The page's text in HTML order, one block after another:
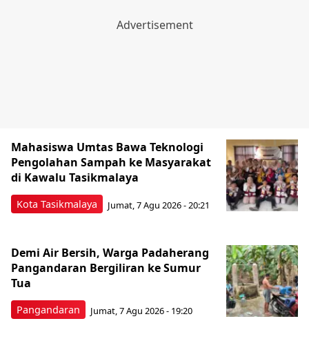
Kota Tasikmalaya
Mahasiswa Umtas Bawa Teknologi
Pengolahan Sampah ke Masyarakat
di Kawalu Tasikmalaya
Jumat, 7 Agu 2026 - 20:21
Pangandaran
Demi Air Bersih, Warga Padaherang
Pangandaran Bergiliran ke Sumur
Tua
Jumat, 7 Agu 2026 - 19:20